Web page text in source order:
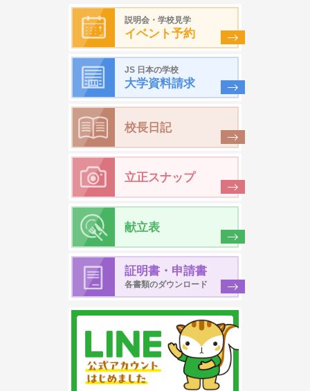
説明会・学校見学
イベント予約
JS 日本の学校
大学資料請求
校長日記
立正スナップ
献立表
証明書・申請書
各書類のダウンロード